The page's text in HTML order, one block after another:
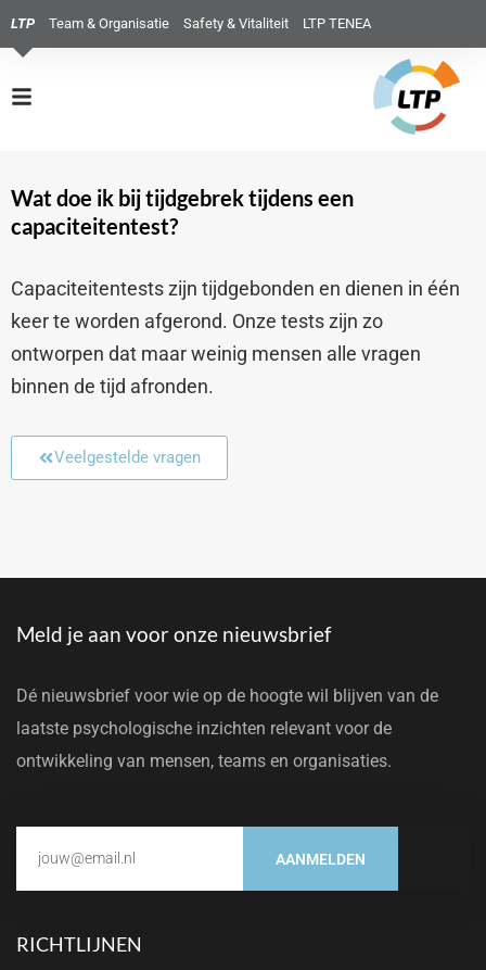
LTP Team & Organisatie Safety & Vitaliteit LTP TENEA
Wat doe ik bij tijdgebrek tijdens een
capaciteitentest?
Capaciteitentests zijn tijdgebonden en dienen in één
keer te worden afgerond. Onze tests zijn zo
ontworpen dat maar weinig mensen alle vragen
binnen de tijd afronden.
Veelgestelde vragen
Meld je aan voor onze nieuwsbrief
Dé nieuwsbrief voor wie op de hoogte wil blijven van de
laatste psychologische inzichten relevant voor de
ontwikkeling van mensen, teams en organisaties.
AANMELDEN
RICHTLIJNEN